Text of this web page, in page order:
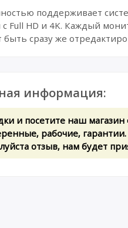
поддерживает
Full HD и 4K. Каждый
быть сразу же
информация:
и посетите наш
рабочие,
отзыв, нам будет